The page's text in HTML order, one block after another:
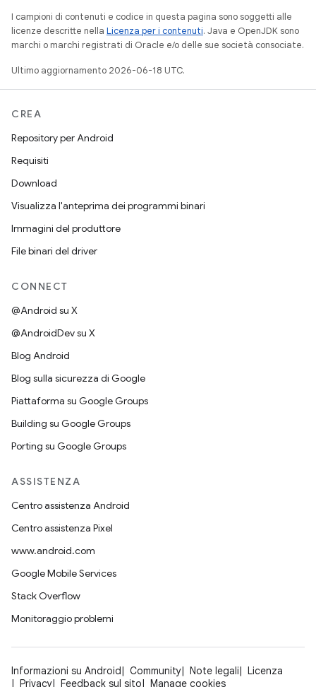
I campioni di contenuti e codice in questa pagina sono soggetti alle
licenze descritte nella Licenza per i contenuti. Java e OpenJDK sono
marchi o marchi registrati di Oracle e/o delle sue società consociate.
Ultimo aggiornamento 2026-06-18 UTC.
CREA
Repository per Android
Requisiti
Download
Visualizza l'anteprima dei programmi binari
Immagini del produttore
File binari del driver
CONNECT
@Android su X
@AndroidDev su X
Blog Android
Blog sulla sicurezza di Google
Piattaforma su Google Groups
Building su Google Groups
Porting su Google Groups
ASSISTENZA
Centro assistenza Android
Centro assistenza Pixel
www.android.com
Google Mobile Services
Stack Overflow
Monitoraggio problemi
Informazioni su Android Community Note legali
Licenza
Privacy
Feedback sul sito Manage cookies